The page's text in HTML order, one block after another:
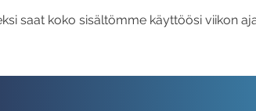
saat koko sisältömme käyttöösi viikon